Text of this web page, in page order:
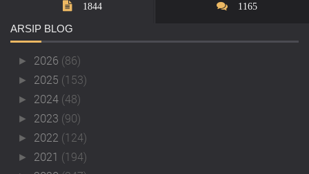
1844 1165
ARSIP BLOG
► 2026 (86)
► 2025 (153)
► 2024 (48)
► 2023 (90)
► 2022 (124)
► 2021 (194)